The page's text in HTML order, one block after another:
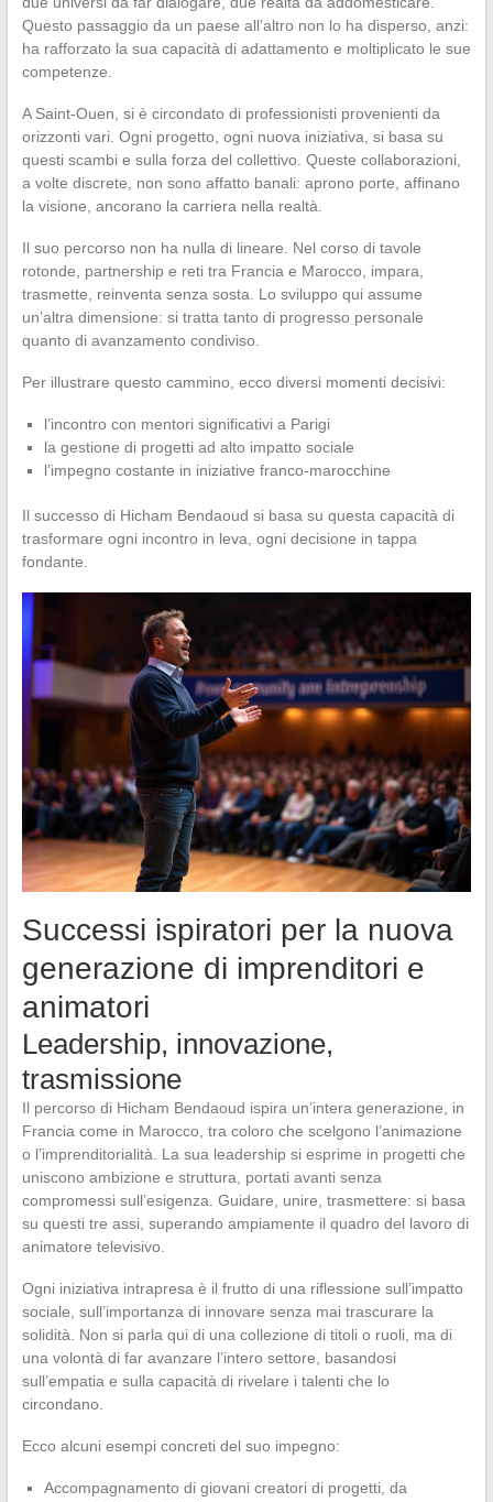
Questo passaggio da un paese all’altro non lo ha disperso, anzi:
ha rafforzato la sua capacità di adattamento e moltiplicato le sue
competenze.
A Saint-Ouen, si è circondato di professionisti provenienti da
orizzonti vari. Ogni progetto, ogni nuova iniziativa, si basa su
questi scambi e sulla forza del collettivo. Queste collaborazioni,
a volte discrete, non sono affatto banali: aprono porte, affinano
la visione, ancorano la carriera nella realtà.
Il suo percorso non ha nulla di lineare. Nel corso di tavole
rotonde, partnership e reti tra Francia e Marocco, impara,
trasmette, reinventa senza sosta. Lo sviluppo qui assume
un’altra dimensione: si tratta tanto di progresso personale
quanto di avanzamento condiviso.
Per illustrare questo cammino, ecco diversi momenti decisivi:
l’incontro con mentori significativi a Parigi
la gestione di progetti ad alto impatto sociale
l’impegno costante in iniziative franco-marocchine
Il successo di Hicham Bendaoud si basa su questa capacità di
trasformare ogni incontro in leva, ogni decisione in tappa
fondante.
Successi ispiratori per la nuova
generazione di imprenditori e
animatori
Leadership, innovazione,
trasmissione
Il percorso di Hicham Bendaoud ispira un’intera generazione, in
Francia come in Marocco, tra coloro che scelgono l’animazione
o l’imprenditorialità. La sua leadership si esprime in progetti che
uniscono ambizione e struttura, portati avanti senza
compromessi sull’esigenza. Guidare, unire, trasmettere: si basa
su questi tre assi, superando ampiamente il quadro del lavoro di
animatore televisivo.
Ogni iniziativa intrapresa è il frutto di una riflessione sull’impatto
sociale, sull’importanza di innovare senza mai trascurare la
solidità. Non si parla qui di una collezione di titoli o ruoli, ma di
una volontà di far avanzare l’intero settore, basandosi
sull’empatia e sulla capacità di rivelare i talenti che lo
circondano.
Ecco alcuni esempi concreti del suo impegno:
Accompagnamento di giovani creatori di progetti, da